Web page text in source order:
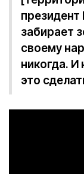
забирает
своему
никогда. И
это